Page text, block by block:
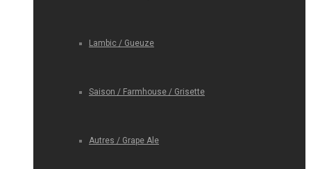
Lambic / Gueuze
Saison / Farmhouse / Grisette
Autres / Grape Ale